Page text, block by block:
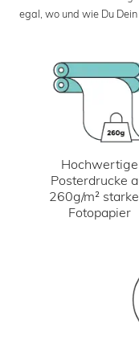
egal, wo und wie Du Dein
Hochwertige
Posterdrucke
260g/m²
Fotopapier